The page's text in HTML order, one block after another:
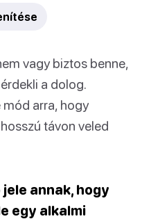
vagy biztos benne,
a dolog.
arra, hogy
távon veled
annak, hogy
egy alkalmi